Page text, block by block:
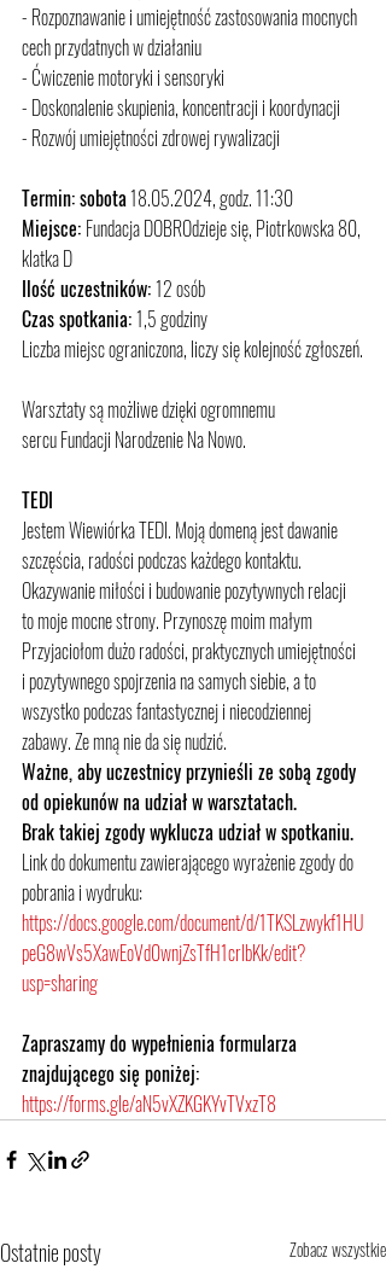
- Rozpoznawanie i umiejętność zastosowania mocnych
cech przydatnych w działaniu
- Ćwiczenie motoryki i sensoryki
- Doskonalenie skupienia, koncentracji i koordynacji
- Rozwój umiejętności zdrowej rywalizacji
Termin: sobota 18.05.2024, godz. 11:30
Miejsce: Fundacja DOBROdzieje się, Piotrkowska 80,
klatka D
Ilość uczestników: 12 osób
Czas spotkania: 1,5 godziny
Liczba miejsc ograniczona, liczy się kolejność zgłoszeń.
Warsztaty są możliwe dzięki ogromnemu
sercu Fundacji Narodzenie Na Nowo.
TEDI
Jestem Wiewiórka TEDI. Moją domeną jest dawanie
szczęścia, radości podczas każdego kontaktu.
Okazywanie miłości i budowanie pozytywnych relacji
to moje mocne strony. Przynoszę moim małym
Przyjaciołom dużo radości, praktycznych umiejętności
i pozytywnego spojrzenia na samych siebie, a to
wszystko podczas fantastycznej i niecodziennej
zabawy. Ze mną nie da się nudzić.
Ważne, aby uczestnicy przynieśli ze sobą zgody
od opiekunów na udział w warsztatach.
Brak takiej zgody wyklucza udział w spotkaniu.
Link do dokumentu zawierającego wyrażenie zgody do
pobrania i wydruku:
https://docs.google.com/document/d/1TKSLzwykf1HU
peG8wVs5XawEoVd0wnjZsTfH1crIbKk/edit?
usp=sharing
Zapraszamy do wypełnienia formularza
znajdującego się poniżej:
https://forms.gle/aN5vXZKGKYvTVxzT8
Ostatnie posty Zobacz wszystkie